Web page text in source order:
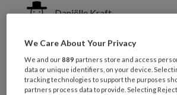
Daniëlle Kraft
Als recent gediplomeerd
pedicure wilt u uiteraard
kunde toepassen en te
We Care About Your Privacy
We and our889 partners store and access
data or unique identifiers, on your device.
tracking technologies to support the purposes
partners process data to provide. Selecting